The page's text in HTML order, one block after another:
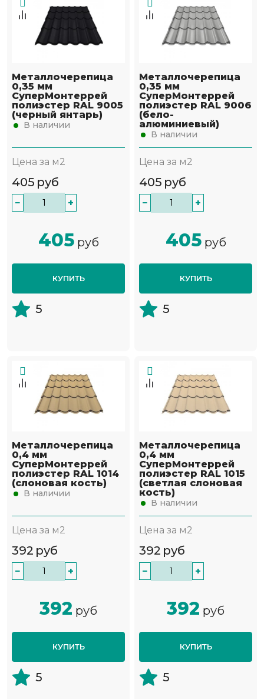
Металлочерепица
0,35 мм
СуперМонтеррей
полиэстер RAL 9005
(черный янтарь)
В наличии
Цена за м2
405 руб
− +
405руб
КУПИТЬ
5
Металлочерепица
0,35 мм
СуперМонтеррей
полиэстер RAL 9006
(бело-
алюминиевый)
В наличии
Цена за м2
405 руб
− +
405руб
КУПИТЬ
5
Металлочерепица
0,4 мм
СуперМонтеррей
полиэстер RAL 1014
(слоновая кость)
В наличии
Цена за м2
392 руб
− +
392 руб
КУПИТЬ
5
Металлочерепица
0,4 мм
СуперМонтеррей
полиэстер RAL 1015
(светлая слоновая
кость)
В наличии
Цена за м2
392 руб
− +
392 руб
КУПИТЬ
5